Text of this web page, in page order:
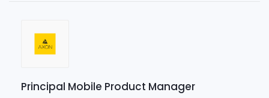
Principal Mobile Product Manager